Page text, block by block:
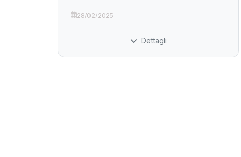
28/02/2025
Dettagli